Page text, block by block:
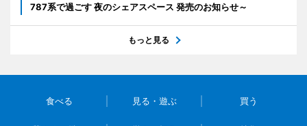
787系で過ごす 夜のシェアスペース 発売のお知らせ～
もっと見る
食べる 見る・遊ぶ 買う